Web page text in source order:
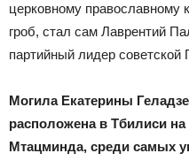
церковному православному
гроб, стал сам Лаврентий
партийный лидер советской
Могила Екатерины
расположена в Тбилиси
Мтацминда, среди самых